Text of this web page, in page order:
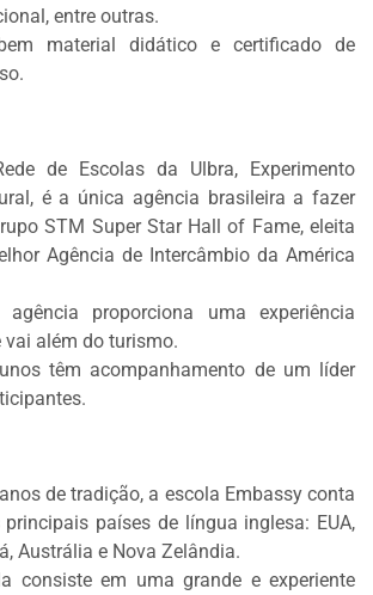
entre outras.
material didático e certificado de
de Escolas da Ulbra, Experimento
é a única agência brasileira a fazer
STM Super Star Hall of Fame, eleita
Agência de Intercâmbio da América
proporciona uma experiência
além do turismo.
têm acompanhamento de um líder
de tradição, a escola Embassy conta
países de língua inglesa: EUA,
Austrália e Nova Zelândia.
consiste em uma grande e experiente